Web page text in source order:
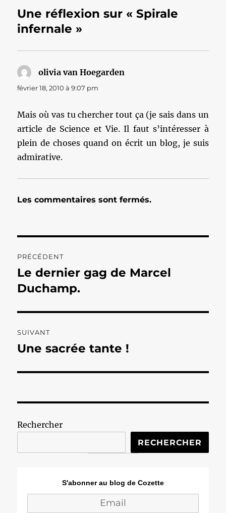
Une réflexion sur « Spirale
infernale »
olivia van Hoegarden
février 18, 2010 à 9:07 pm
Mais où vas tu chercher tout ça (je sais dans un
article de Science et Vie. Il faut s’intéresser à
plein de choses quand on écrit un blog, je suis
admirative.
Les commentaires sont fermés.
de
l’article
PRÉCÉDENT
Publication
précédente :
Le dernier gag de Marcel
Duchamp.
SUIVANT
Publication
Une sacrée tante !
Rechercher
RECHERCHER
S'abonner au blog de Cozette